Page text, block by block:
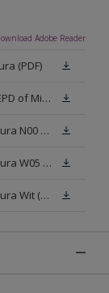
Adobe Reader
(PDF)
Sikkens Interior Laquers Waterbased - EPD of Milieuproductverklaring
Veiligheidsinformatieblad Rubbol BL Satura N00 (MSDS)
Veiligheidsinformatieblad Rubbol BL Satura W05 (MSDS)
Veiligheidsinformatieblad Rubbol BL Satura Wit (MSDS)